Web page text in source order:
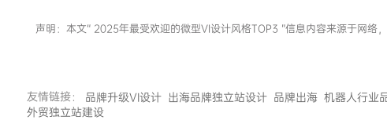
声明：本文“ 2025年最受欢迎的微型VI设计风格TOP3 ”信息内容来源于网络
友情链接： 品牌升级VI设计 出海品牌独立站设计 品牌出海 机器人行业
外贸独立站建设